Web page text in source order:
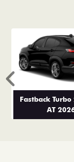
Fastback Turbo
AT